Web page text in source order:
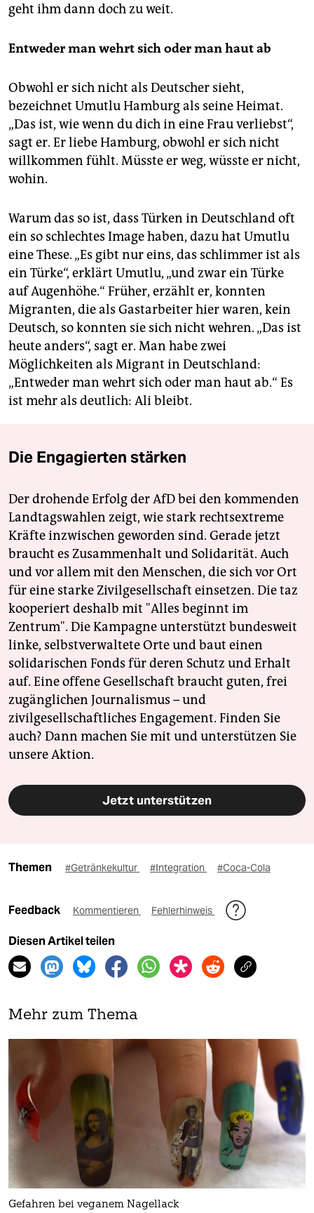
geht ihm dann doch zu weit.
Entweder man wehrt sich oder man haut ab
Obwohl er sich nicht als Deutscher sieht,
bezeichnet Umutlu Hamburg als seine Heimat.
„Das ist, wie wenn du dich in eine Frau verliebst“,
sagt er. Er liebe Hamburg, obwohl er sich nicht
willkommen fühlt. Müsste er weg, wüsste er nicht,
wohin.
Warum das so ist, dass Türken in Deutschland oft
ein so schlechtes Image haben, dazu hat Umutlu
eine These. „Es gibt nur eins, das schlimmer ist als
ein Türke“, erklärt Umutlu, „und zwar ein Türke
auf Augenhöhe.“ Früher, erzählt er, konnten
Migranten, die als Gastarbeiter hier waren, kein
Deutsch, so konnten sie sich nicht wehren. „Das ist
heute anders“, sagt er. Man habe zwei
Möglichkeiten als Migrant in Deutschland:
„Entweder man wehrt sich oder man haut ab.“ Es
ist mehr als deutlich: Ali bleibt.
Die Engagierten stärken
Der drohende Erfolg der AfD bei den kommenden
Landtagswahlen zeigt, wie stark rechtsextreme
Kräfte inzwischen geworden sind. Gerade jetzt
braucht es Zusammenhalt und Solidarität. Auch
und vor allem mit den Menschen, die sich vor Ort
für eine starke Zivilgesellschaft einsetzen. Die taz
kooperiert deshalb mit "Alles beginnt im
Zentrum". Die Kampagne unterstützt bundesweit
linke, selbstverwaltete Orte und baut einen
solidarischen Fonds für deren Schutz und Erhalt
auf. Eine offene Gesellschaft braucht guten, frei
zugänglichen Journalismus – und
zivilgesellschaftliches Engagement. Finden Sie
auch? Dann machen Sie mit und unterstützen Sie
unsere Aktion.
Jetzt unterstützen
Themen #Getränkekultur #Integration #Coca-Cola
Feedback Kommentieren Fehlerhinweis
Diesen Artikel teilen
Mehr zum Thema
Gefahren bei veganem Nagellack